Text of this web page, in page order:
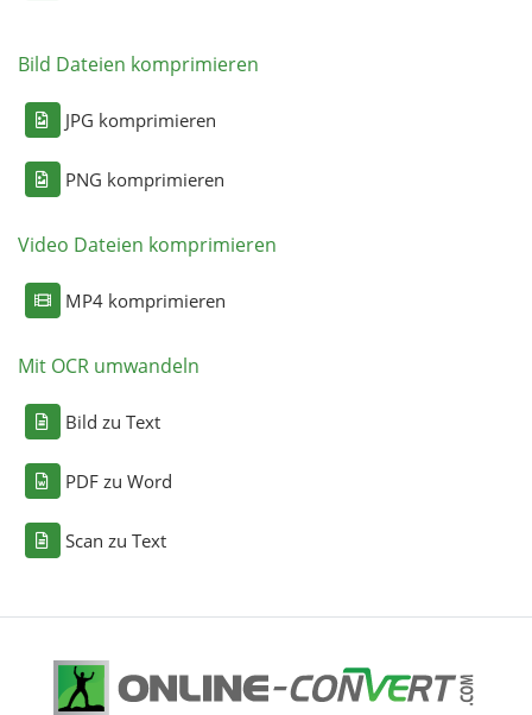
Bild Dateien komprimieren
JPG komprimieren
PNG komprimieren
Video Dateien komprimieren
MP4 komprimieren
Mit OCR umwandeln
Bild zu Text
PDF zu Word
Scan zu Text